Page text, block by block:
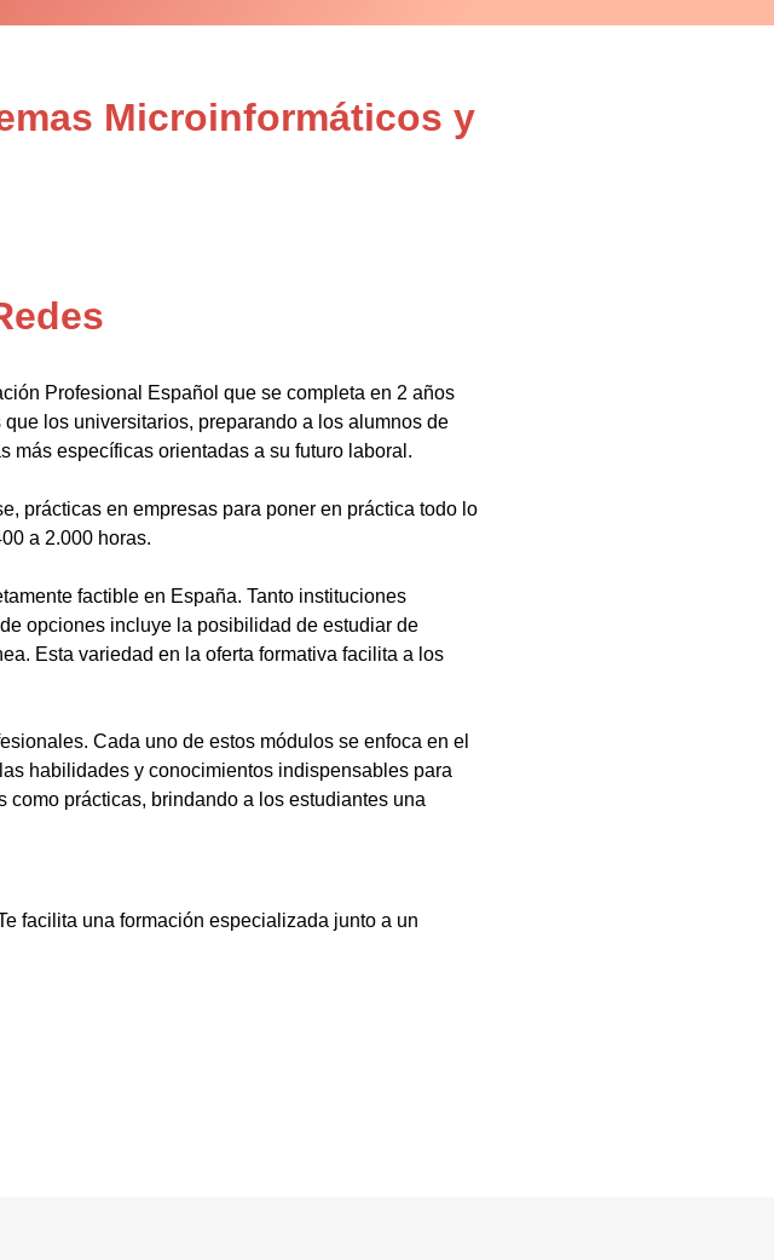
Microinformáticos y
Profesional Español que se completa en 2 años
los universitarios, preparando a los alumnos de
más específicas orientadas a su futuro laboral.
prácticas en empresas para poner en práctica todo lo
a 2.000 horas.
factible en España. Tanto instituciones
opciones incluye la posibilidad de estudiar de
Esta variedad en la oferta formativa facilita a los
Cada uno de estos módulos se enfoca en el
habilidades y conocimientos indispensables para
prácticas, brindando a los estudiantes una
facilita una formación especializada junto a un